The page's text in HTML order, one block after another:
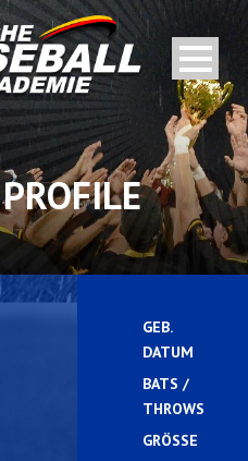
GEB.
DATUM
BATS /
THROWS
GRÖSSE